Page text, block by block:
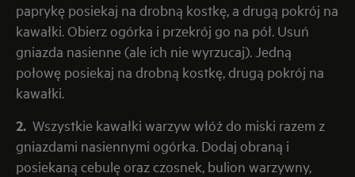
paprykę posiekaj na drobną kostkę, a drugą pokrój na
kawałki. Obierz ogórka i przekrój go na pół. Usuń
gniazda nasienne (ale ich nie wyrzucaj). Jedną
połowę posiekaj na drobną kostkę, drugą pokrój na
kawałki.
2. Wszystkie kawałki warzyw włóż do miski razem z
gniazdami nasiennymi ogórka. Dodaj obraną i
posiekaną cebulę oraz czosnek, bulion warzywny,